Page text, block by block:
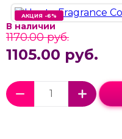
АКЦИЯ -6%
АКЦИЯ -6%
В наличии
1170.00 руб.
1105.00 руб.